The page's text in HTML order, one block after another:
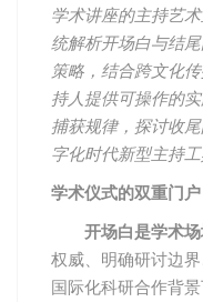
学术讲座的主持艺
统解析开场白与结
策略，结合跨文化
持人提供可操作的
捕获规律，探讨收
字化时代新型主持工
学术仪式的双重门户
开场白是学术
权威、明确研讨边
国际化科研合作背